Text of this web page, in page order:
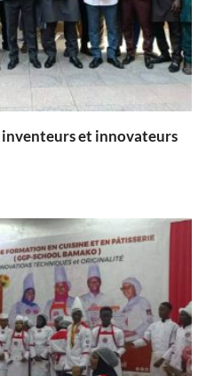
inventeurs et innovateurs